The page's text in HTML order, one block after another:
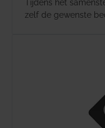
Tijdens het
zelf de gewenste